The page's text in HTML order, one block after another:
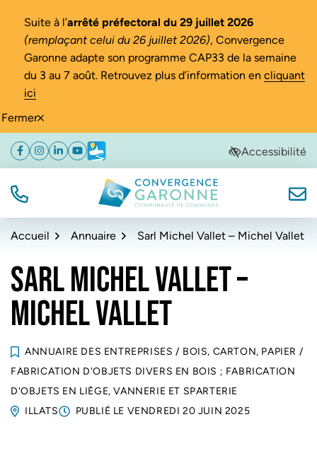
Fermer
Suite à l’arrêté préfectoral du 29 juillet 2026
(remplaçant celui du 26 juillet 2026), Convergence
Garonne adapte son programme CAP33 de la semaine
du 3 au 7 août. Retrouvez plus d’information en cliquant
ici
Aller
navigation
Aller
au
Aller
au
de
Facebook
(ouverture dans un nouvel onglet)
Instagram
(ouverture dans un nouvel onglet)
Linkedin
(ouverture dans un nouvel onglet)
YouTube
(ouverture dans un nouvel onglet)
Météo
(ouverture dans un nouvel onglet)Accessibilité
TÉL. Convergence Garonne
Accueil Annuaire Sarl Michel Vallet – Michel Vallet
SARL MICHEL VALLET –
MICHEL VALLET
ANNUAIRE DES ENTREPRISES / BOIS, CARTON, PAPIER /
FABRICATION D'OBJETS DIVERS EN BOIS ; FABRICATION
D'OBJETS EN LIÈGE, VANNERIE ET SPARTERIE
ILLATS
PUBLIÉ LE VENDREDI 20 JUIN 2025